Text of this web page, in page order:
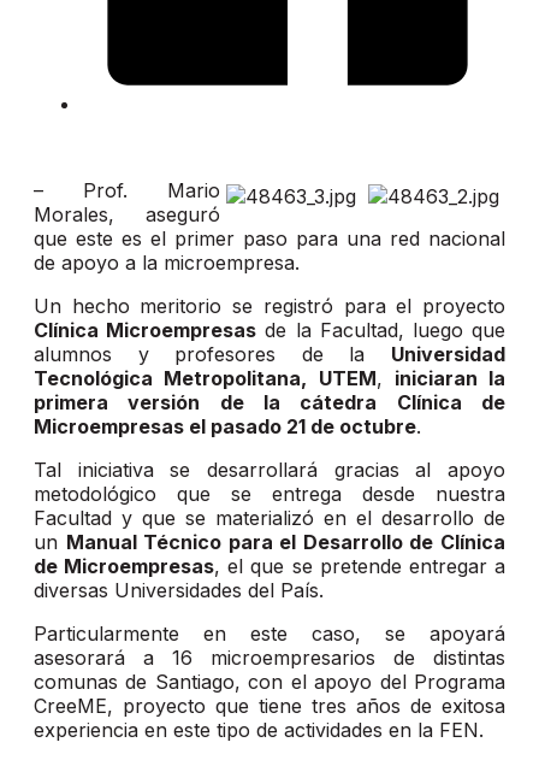
– Prof. Mario
Morales, aseguró
que este es el primer paso para una red nacional
de apoyo a la microempresa.
Un hecho meritorio se registró para el proyecto
Clínica Microempresas de la Facultad, luego que
alumnos y profesores de la Universidad
Tecnológica Metropolitana, UTEM, iniciaran la
primera versión de la cátedra Clínica de
Microempresas el pasado 21 de octubre.
Tal iniciativa se desarrollará gracias al apoyo
metodológico que se entrega desde nuestra
Facultad y que se materializó en el desarrollo de
un Manual Técnico para el Desarrollo de Clínica
de Microempresas, el que se pretende entregar a
diversas Universidades del País.
Particularmente en este caso, se apoyará
asesorará a 16 microempresarios de distintas
comunas de Santiago, con el apoyo del Programa
CreeME, proyecto que tiene tres años de exitosa
experiencia en este tipo de actividades en la FEN.